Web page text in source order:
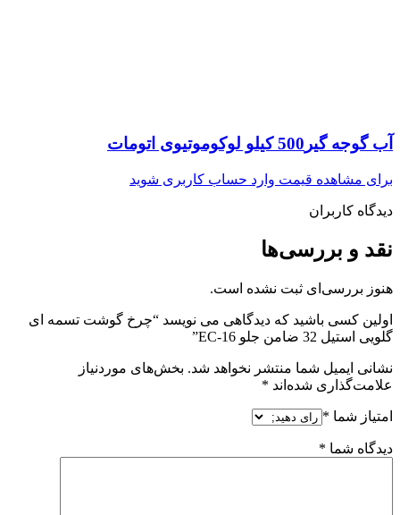
آب گوجه گیر500 کیلو لوکوموتیوی اتومات
برای مشاهده قیمت وارد حساب کاربری شوید
دیدگاه کاربران
نقد و بررسی‌ها
هنوز بررسی‌ای ثبت نشده است.
اولین کسی باشید که دیدگاهی می نویسد “چرخ گوشت تسمه ای
گلویی استیل 32 ضامن جلو EC-16”
نشانی ایمیل شما منتشر نخواهد شد. بخش‌های موردنیاز
علامت‌گذاری شده‌اند *
امتیاز شما *
دیدگاه شما *